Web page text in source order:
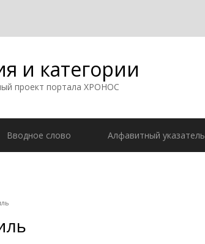
и категории
проект портала ХРОНОС
Вводное слово Алфавитный указатель